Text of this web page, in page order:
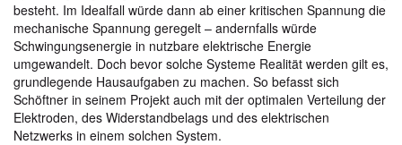
besteht. Im Idealfall würde dann ab einer kritischen Spannung die
mechanische Spannung geregelt – andernfalls würde
Schwingungsenergie in nutzbare elektrische Energie
umgewandelt. Doch bevor solche Systeme Realität werden gilt es,
grundlegende Hausaufgaben zu machen. So befasst sich
Schöftner in seinem Projekt auch mit der optimalen Verteilung der
Elektroden, des Widerstandbelags und des elektrischen
Netzwerks in einem solchen System.